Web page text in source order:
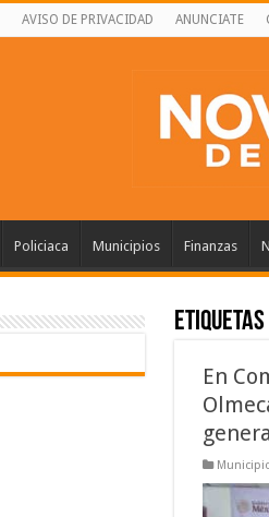
AVISO DE PRIVACIDAD ANUNCIATE
Policiaca Municipios Finanzas
En